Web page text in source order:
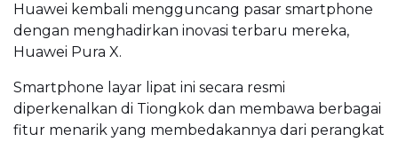
Huawei kembali mengguncang pasar smartphone
dengan menghadirkan inovasi terbaru mereka,
Huawei Pura X.
Smartphone layar lipat ini secara resmi
diperkenalkan di Tiongkok dan membawa berbagai
fitur menarik yang membedakannya dari perangkat